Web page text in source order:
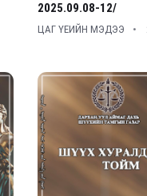
2025.09.08-12/
ЦАГ ҮЕИЙН МЭДЭЭ